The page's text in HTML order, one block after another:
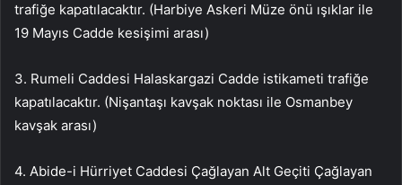
trafiğe kapatılacaktır. (Harbiye Askeri Müze önü ışıklar ile
19 Mayıs Cadde kesişimi arası)
3. Rumeli Caddesi Halaskargazi Cadde istikameti trafiğe
kapatılacaktır. (Nişantaşı kavşak noktası ile Osmanbey
kavşak arası)
4. Abide-i Hürriyet Caddesi Çağlayan Alt Geçiti Çağlayan